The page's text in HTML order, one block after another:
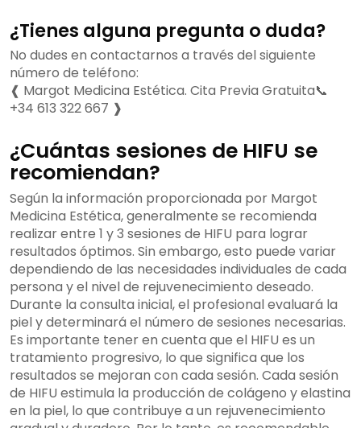
¿Tienes alguna pregunta o duda?
No dudes en contactarnos a través del siguiente
número de teléfono:
❰ Margot Medicina Estética. Cita Previa Gratuita📞
+34 613 322 667 ❱
¿Cuántas sesiones de HIFU se
recomiendan?
Según la información proporcionada por Margot
Medicina Estética, generalmente se recomienda
realizar entre 1 y 3 sesiones de HIFU para lograr
resultados óptimos. Sin embargo, esto puede variar
dependiendo de las necesidades individuales de cada
persona y el nivel de rejuvenecimiento deseado.
Durante la consulta inicial, el profesional evaluará la
piel y determinará el número de sesiones necesarias.
Es importante tener en cuenta que el HIFU es un
tratamiento progresivo, lo que significa que los
resultados se mejoran con cada sesión. Cada sesión
de HIFU estimula la producción de colágeno y elastina
en la piel, lo que contribuye a un rejuvenecimiento